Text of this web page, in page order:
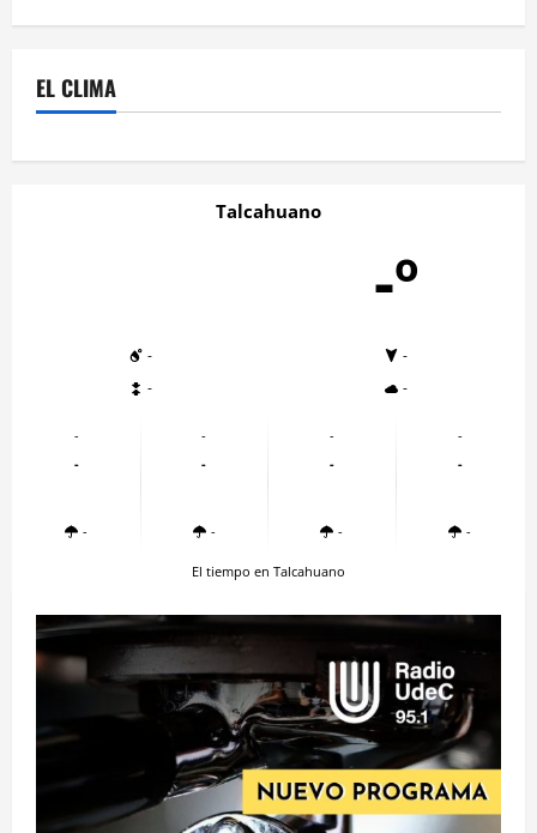
EL CLIMA
Talcahuano
-º
-
-
-
-
-
-
-
-
-
-
-
-
-
-
-
-
El tiempo en Talcahuano